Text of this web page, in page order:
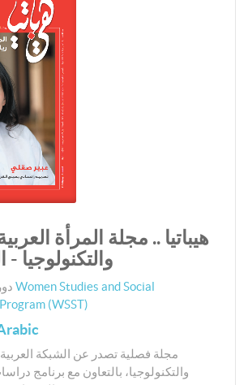
هيباتيا .. مجلة المرأة
والتكنولوجيا -
Women Studies and Social
(WSST)
مجلة فصلية تصدر عن الشبكة
والتكنولوجيا، بالتعاون مع برنامج